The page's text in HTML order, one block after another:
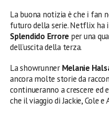
La buona notizia è che i fan
futuro della serie. Netflix
Splendido Errore per una
dell’uscita della terza.
La showrunner Melanie
ancora molte storie da
continueranno a crescere ed
che il viaggio di Jackie, Cole